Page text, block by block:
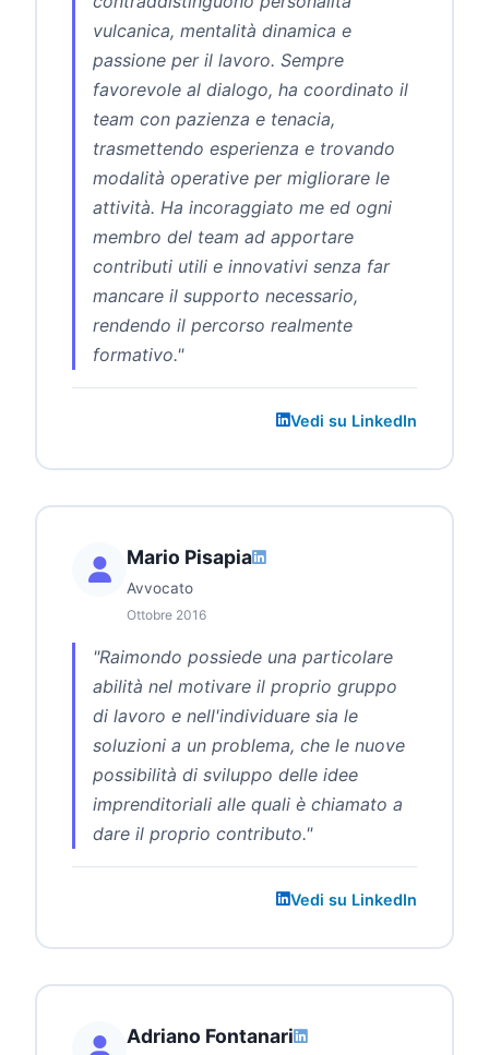
vulcanica, mentalità dinamica e
passione per il lavoro. Sempre
favorevole al dialogo, ha coordinato il
team con pazienza e tenacia,
trasmettendo esperienza e trovando
modalità operative per migliorare le
attività. Ha incoraggiato me ed ogni
membro del team ad apportare
contributi utili e innovativi senza far
mancare il supporto necessario,
rendendo il percorso realmente
formativo."
Vedi su LinkedIn
Mario Pisapia
Avvocato
Ottobre 2016
"Raimondo possiede una particolare
abilità nel motivare il proprio gruppo
di lavoro e nell'individuare sia le
soluzioni a un problema, che le nuove
possibilità di sviluppo delle idee
imprenditoriali alle quali è chiamato a
dare il proprio contributo."
Vedi su LinkedIn
Adriano Fontanari